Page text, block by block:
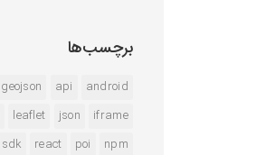
برچسب‌ها
android
api
geojson
iframe
json
leaflet
npm
poi
react
sdk